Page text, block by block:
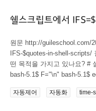
하고 싶을...
쉘스크립트에서
원문 http://guileschool.com/
IFS-$quotes-in-shell-scripts/ 질문사항 쉘스크립트에서 IFS=$’\n’ 는 어
떤 목적을 가지고 있나요? # 실제 변수에 저장되는 문자열이 다르다
bash-5.1$ F="\n" bash-5.1$
C 00000000 5c 6e |\n| 00000002 bash-5.1$ F=$'\n' bash-5.1$ echo -n
자동제어 자동화 time-